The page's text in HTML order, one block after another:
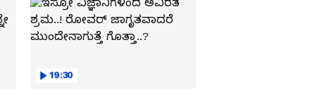
19:30